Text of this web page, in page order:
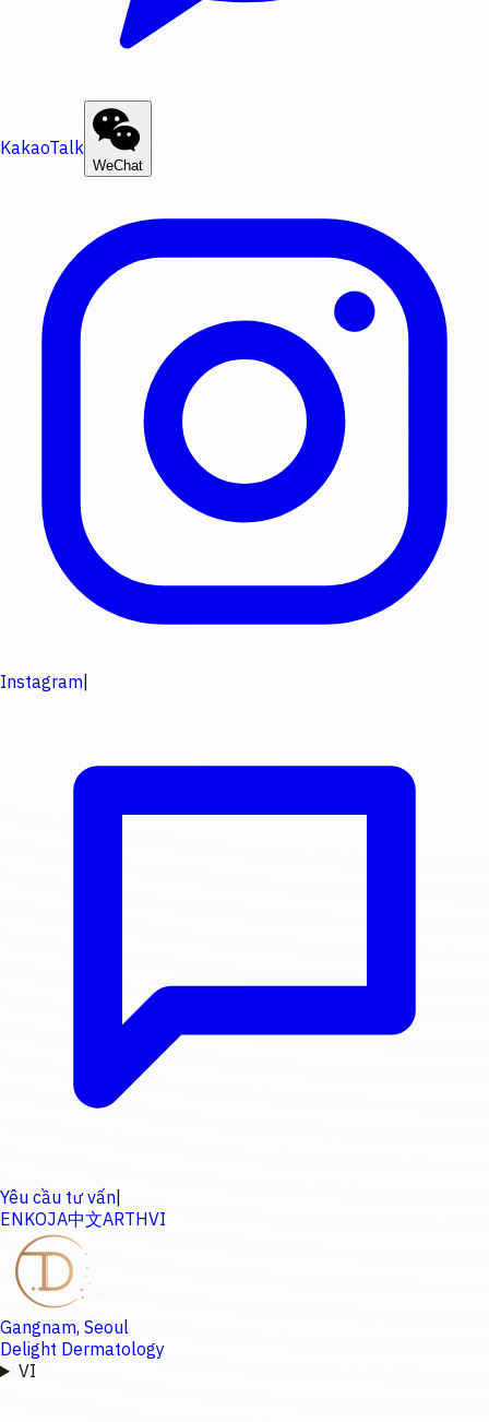
KakaoTalk
WeChat
Instagram
Yêu cầu tư vấn
ENKOJA中文ARTHVI
Gangnam, Seoul
Delight Dermatology
VI